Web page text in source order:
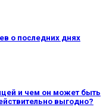
о последних днях
и чем он может быть
выгодно?